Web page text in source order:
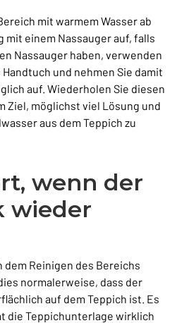
mit warmem Wasser ab
mit einem Nassauger auf, falls
Nassauger haben, verwenden
und nehmen Sie damit
auf. Wiederholen Sie diesen
Ziel, möglichst viel Lösung und
aus dem Teppich zu
wenn der
wieder
dem Reinigen des Bereichs
normalerweise, dass der
auf dem Teppich ist. Es
die Teppichunterlage wirklich